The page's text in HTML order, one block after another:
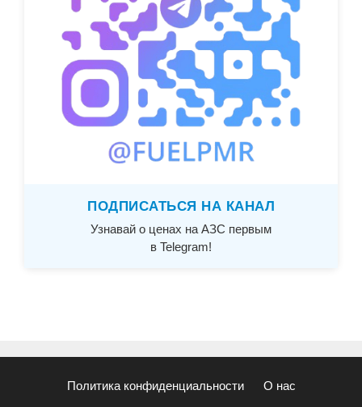
ПОДПИСАТЬСЯ НА КАНАЛ
Узнавай о ценах на АЗС первым
в Telegram!
Политика конфиденциальности О нас